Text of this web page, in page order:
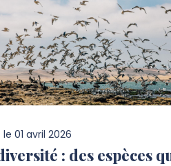
le 01 avril 2026
: des espèces